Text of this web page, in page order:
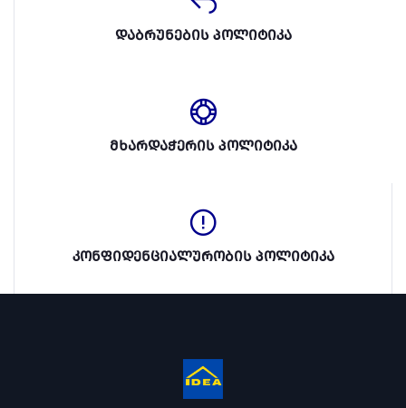
დაბრუნების პოლიტიკა
მხარდაჭერის პოლიტიკა
კონფიდენციალურობის პოლიტიკა